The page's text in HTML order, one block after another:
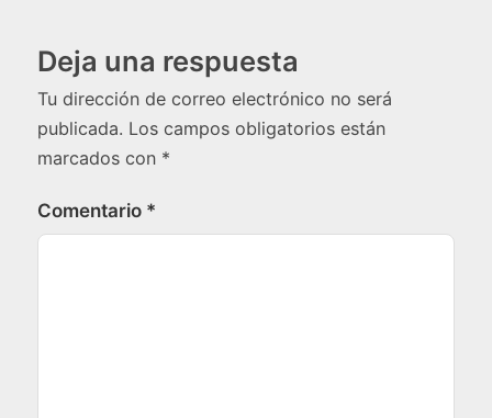
Deja una respuesta
Tu dirección de correo electrónico no será
publicada. Los campos obligatorios están
marcados con *
Comentario *